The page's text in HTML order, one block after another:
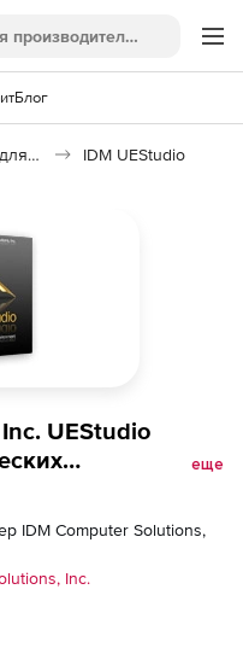
Блог
Программы для разработки ПО IDM UEStudio
UEStudio
еще
IDM Computer Solutions,
Inc.